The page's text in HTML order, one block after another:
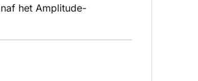
het Amplitude-